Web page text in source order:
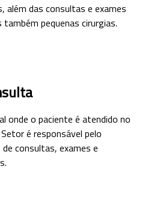
além das consultas e exames
também pequenas cirurgias.
onde o paciente é atendido no
é responsável pelo
consultas, exames e